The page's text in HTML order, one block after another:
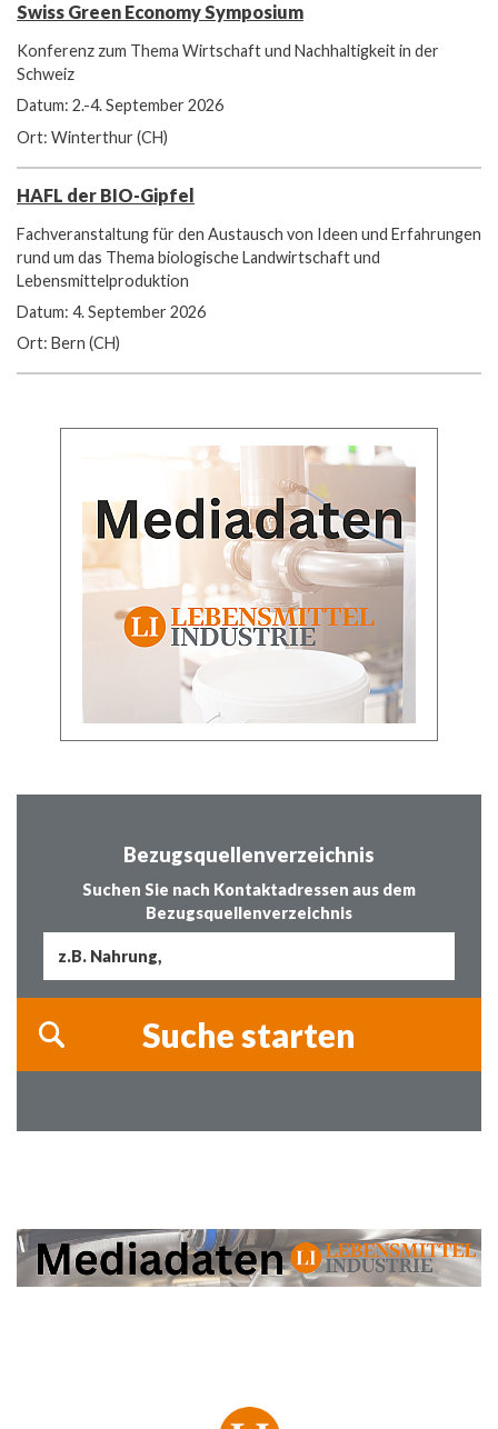
Swiss Green Economy Symposium
Konferenz zum Thema Wirtschaft und Nachhaltigkeit in der
Schweiz
Datum: 2.-4. September 2026
Ort: Winterthur (CH)
HAFL der BIO-Gipfel
Fachveranstaltung für den Austausch von Ideen und Erfahrungen
rund um das Thema biologische Landwirtschaft und
Lebensmittelproduktion
Datum: 4. September 2026
Ort: Bern (CH)
Bezugsquellenverzeichnis
Suchen Sie nach Kontaktadressen aus dem
Bezugsquellenverzeichnis